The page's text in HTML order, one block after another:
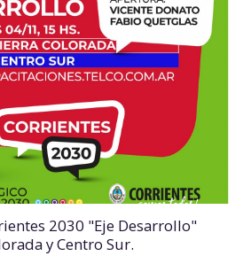
2030 "Eje Desarrollo"
y Centro Sur.